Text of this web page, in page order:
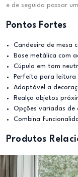
e de seguida passar
Pontos Fortes
Candeeiro de mesa
Base metálica com
Cúpula em tom
Perfeito para leitura
Adaptável a
Realça objetos
Opções variadas de
Combina
Produtos